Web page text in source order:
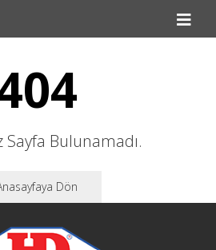
Sayfa Bulunamadı.
Dön